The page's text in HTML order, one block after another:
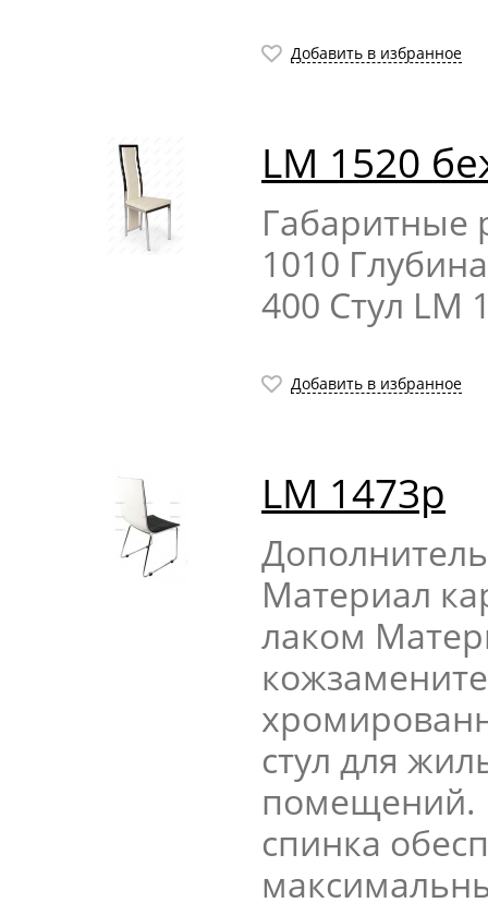
Добавить в избранное
LM 1520
Габаритные
1010
400 Стул LM
Добавить в избранное
LM 1473p
Материал
лаком
стул для
помещений.
спинка